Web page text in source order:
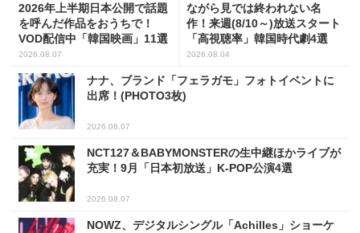
2026年上半期日本公開で話題
を呼んだ作品をおうちで！
VOD配信中「韓国映画」11選
2026.08.07
ながら見では終われない名
作！来週(8/10～)放送スタート
「高視聴率」韓国時代劇4選
2026.08.04
ナナ、ブランド「フェラガモ」フォトイベントに
出席！(PHOTO3枚)
2026.08.07
NCT127＆BABYMONSTERの生中継ほかライブが
充実！9月「日本初放送」K-POP公演4選
2026.08.07
NOWZ、デジタルシングル「Achilles」ショーケ